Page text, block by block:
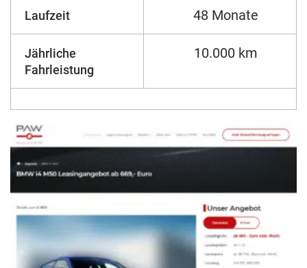
Laufzeit 48 Monate
Jährliche
Fahrleistung
10.000 km